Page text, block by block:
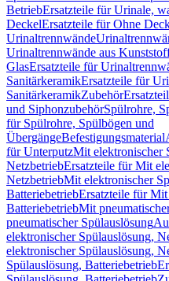
BetriebErsatzteile für Urinale,
DeckelErsatzteile für Ohne
Urinaltrennwände
Urinaltrennwände aus
GlasErsatzteile für
SanitärkeramikErsatzteile für
SanitärkeramikZubehör
und SiphonzubehörSpülrohre,
für Spülrohre, Spülbögen und
ÜbergängeBefestigungsmaterial
für UnterputzMit elektronischer
NetzbetriebErsatzteile für Mit
NetzbetriebMit elektronischer
BatteriebetriebErsatzteile für
BatteriebetriebMit
pneumatischer Spülauslösung
elektronischer Spülauslösung,
elektronischer Spülauslösung,
Spülauslösung, Batteriebetrieb